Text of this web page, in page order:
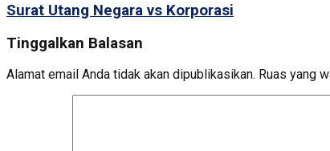
Surat Utang Negara vs Korporasi
Tinggalkan Balasan
Alamat email Anda tidak akan dipublikasikan. Ruas yang